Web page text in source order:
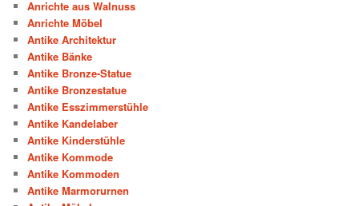
Anrichte aus Walnuss
Anrichte Möbel
Antike Architektur
Antike Bänke
Antike Bronze-Statue
Antike Bronzestatue
Antike Esszimmerstühle
Antike Kandelaber
Antike Kinderstühle
Antike Kommode
Antike Kommoden
Antike Marmorurnen